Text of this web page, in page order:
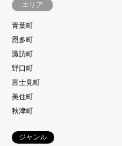
エリア
青葉町
恩多町
諏訪町
野口町
富士見町
美住町
秋津町
ジャンル